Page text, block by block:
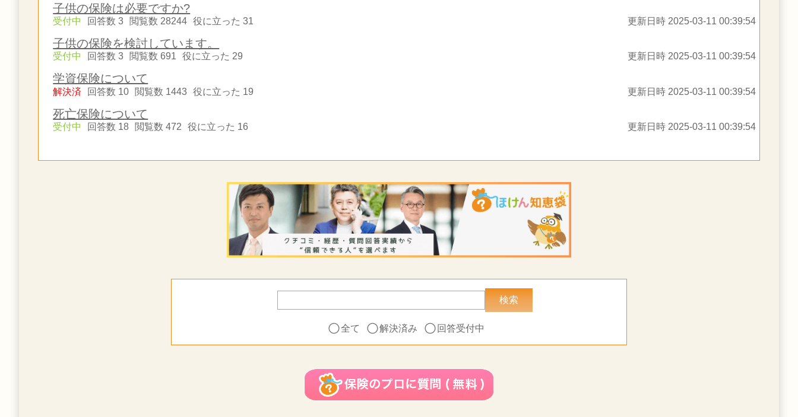
子供の保険は必要ですか?
受付中 回答数 3 閲覧数 28244 役に立った 31 更新日時 2025-03-11 00:39:54
子供の保険を検討しています。
受付中 回答数 3 閲覧数 691 役に立った 29 更新日時 2025-03-11 00:39:54
学資保険について
解決済 回答数 10 閲覧数 1443 役に立った 19 更新日時 2025-03-11 00:39:54
死亡保険について
受付中 回答数 18 閲覧数 472 役に立った 16 更新日時 2025-03-11 00:39:54
全て 解決済み 回答受付中